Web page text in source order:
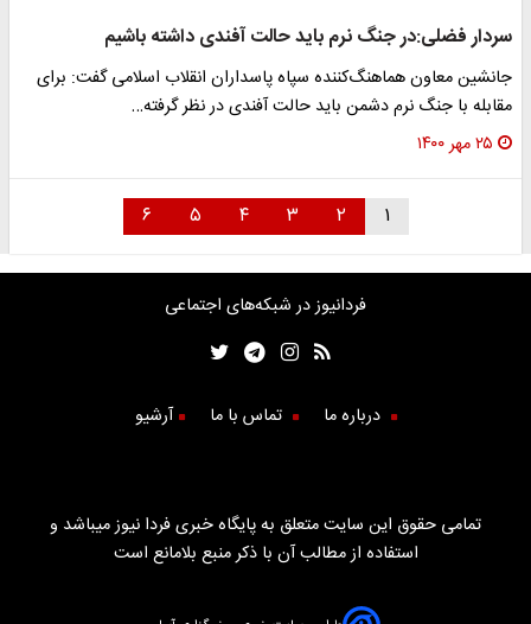
سردار فضلی:در جنگ نرم باید حالت آفندی داشته باشیم
جانشین معاون هماهنگ‌کننده سپاه پاسداران انقلاب اسلامی گفت: برای
مقابله با جنگ نرم دشمن باید حالت آفندی در نظر گرفته…
۲۵ مهر ۱۴۰۰
۱ ۲ ۳ ۴ ۵ ۶
فردانیوز در شبکه‌های اجتماعی
درباره ما تماس با ما آرشیو
تمامی حقوق این سایت متعلق به پایگاه خبری فردا نیوز میباشد و
استفاده از مطالب آن با ذکر منبع بلامانع است